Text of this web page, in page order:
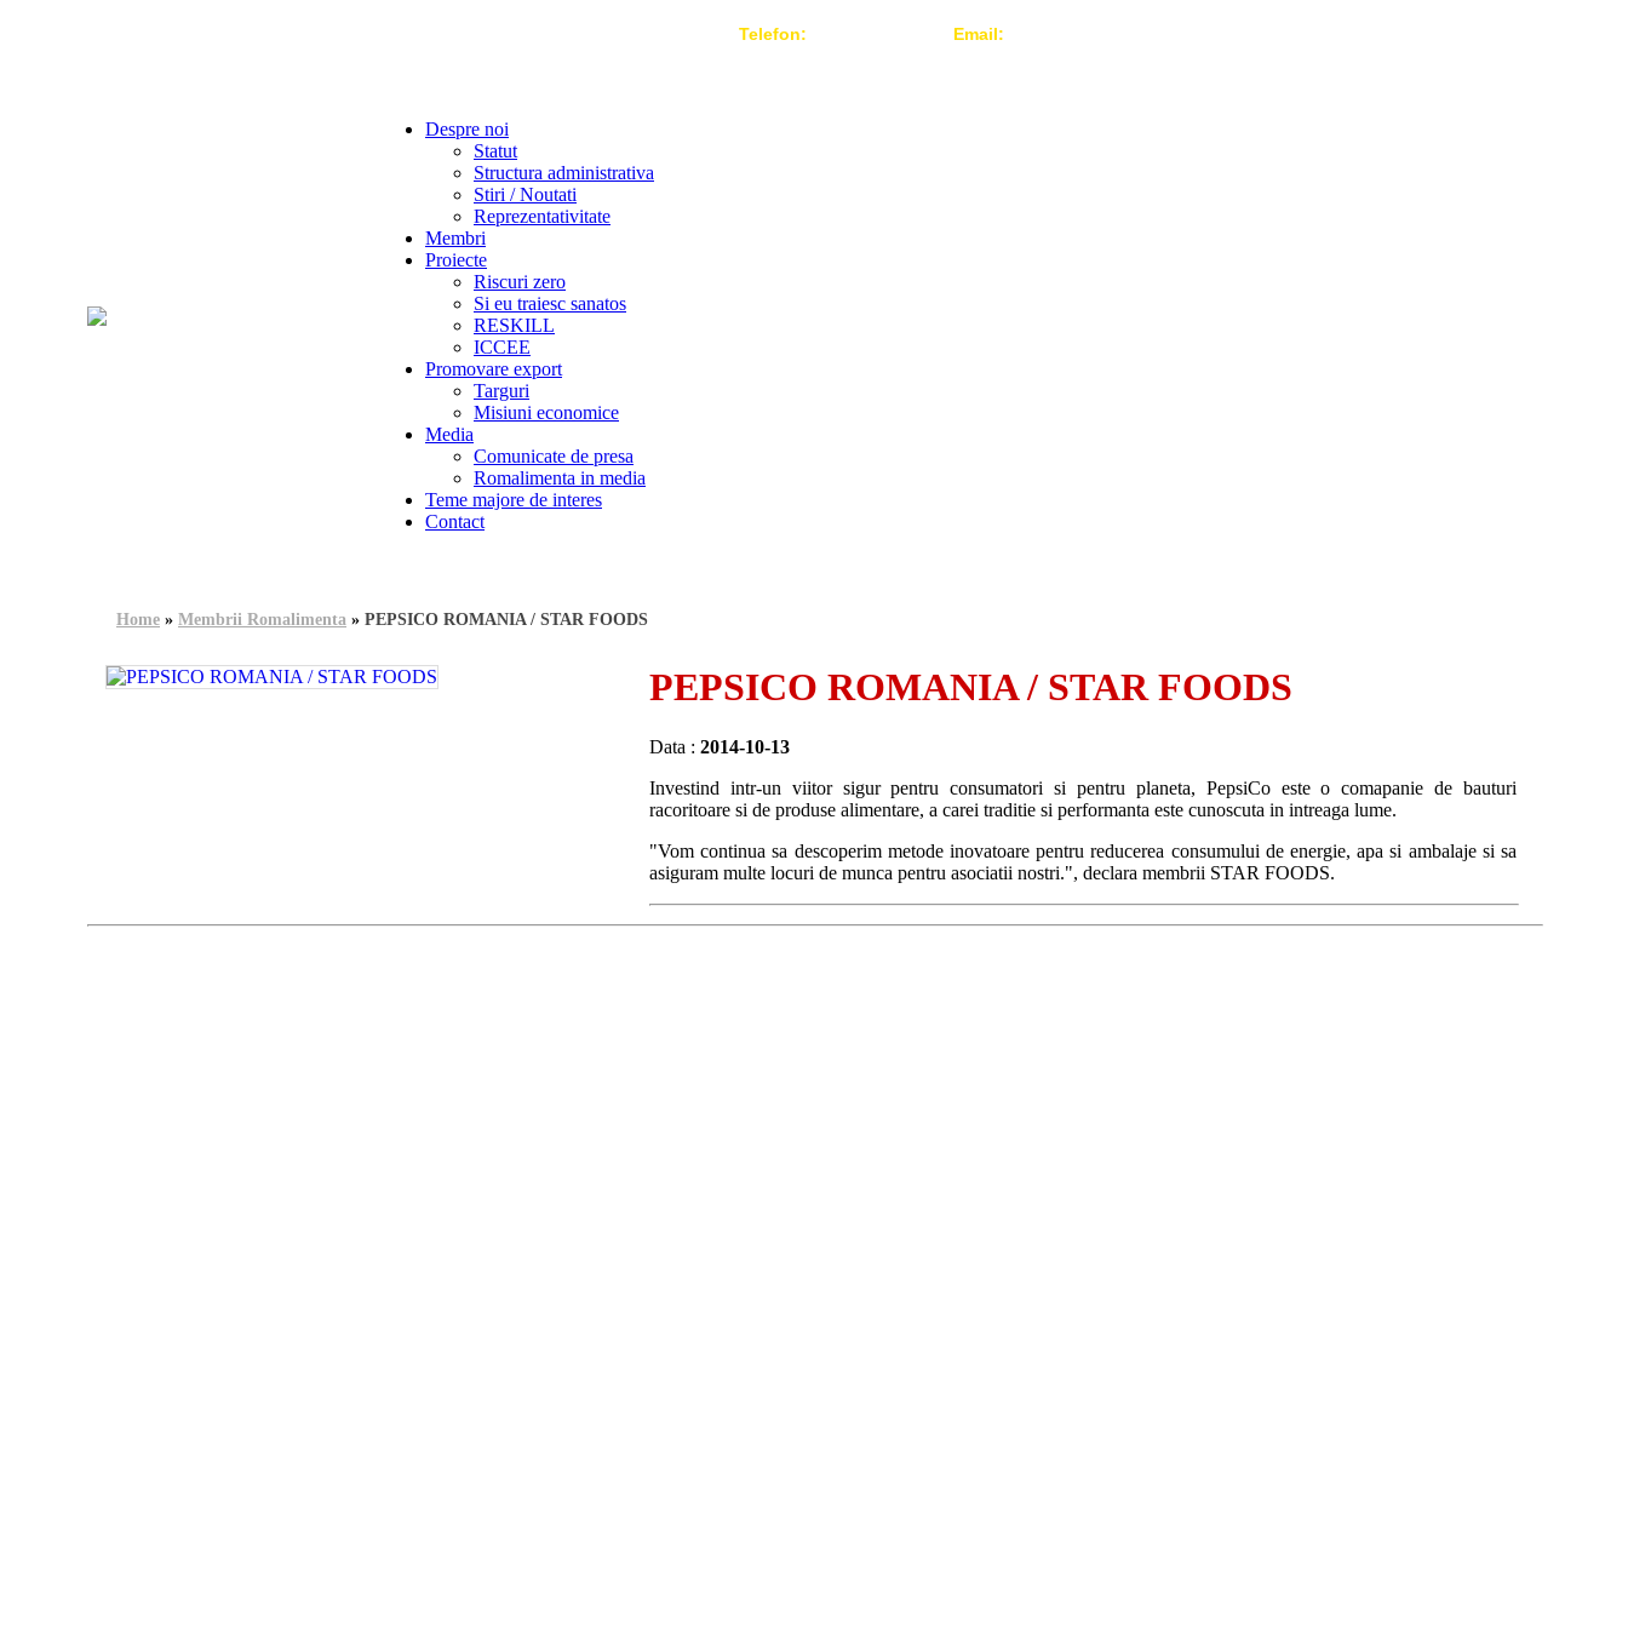
Telefon: Email:
Despre noi
Statut
Structura administrativa
Stiri / Noutati
Reprezentativitate
Membri
Proiecte
Riscuri zero
Si eu traiesc sanatos
RESKILL
ICCEE
Promovare export
Targuri
Misiuni economice
Media
Comunicate de presa
Romalimenta in media
Teme majore de interes
Contact
Home » Membrii Romalimenta » PEPSICO ROMANIA / STAR FOODS
PEPSICO ROMANIA / STAR FOODS
Data : 2014-10-13
Investind intr-un viitor sigur pentru consumatori si pentru planeta, PepsiCo este o comapanie de bauturi
racoritoare si de produse alimentare, a carei traditie si performanta este cunoscuta in intreaga lume.
"Vom continua sa descoperim metode inovatoare pentru reducerea consumului de energie, apa si ambalaje si sa
asiguram multe locuri de munca pentru asociatii nostri.", declara membrii STAR FOODS.